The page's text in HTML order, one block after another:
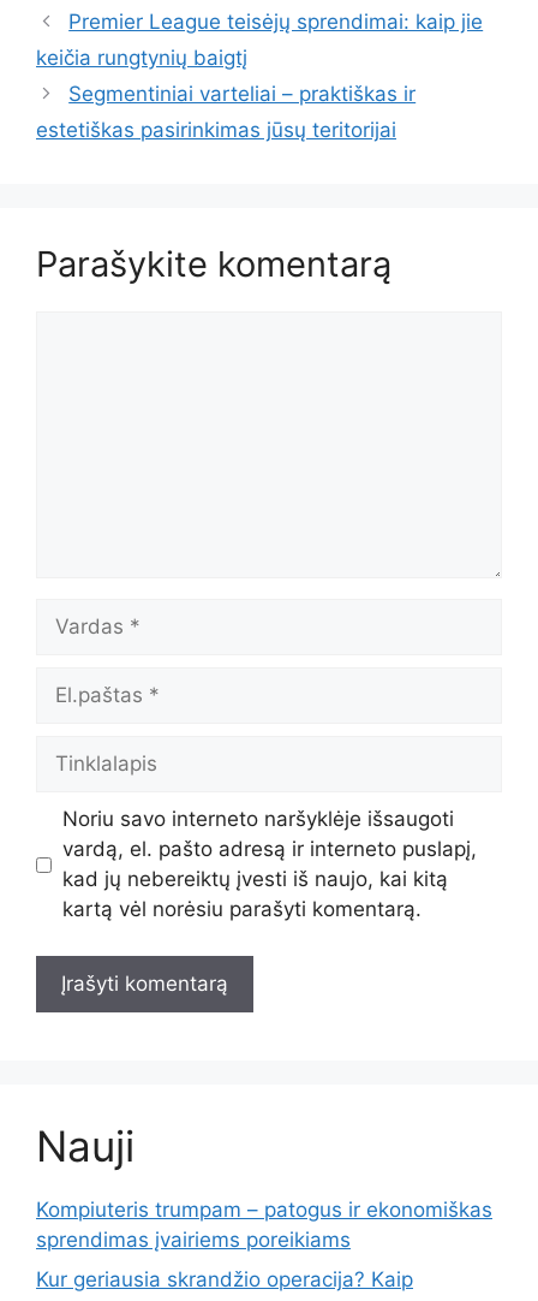
Premier League teisėjų sprendimai: kaip jie
keičia rungtynių baigtį
Segmentiniai varteliai – praktiškas ir
estetiškas pasirinkimas jūsų teritorijai
Parašykite komentarą
Vardas
El.paštas
Tinklalapis
Noriu savo interneto naršyklėje išsaugoti
vardą, el. pašto adresą ir interneto puslapį,
kad jų nebereiktų įvesti iš naujo, kai kitą
kartą vėl norėsiu parašyti komentarą.
Nauji
Kompiuteris trumpam – patogus ir ekonomiškas
sprendimas įvairiems poreikiams
Kur geriausia skrandžio operacija? Kaip